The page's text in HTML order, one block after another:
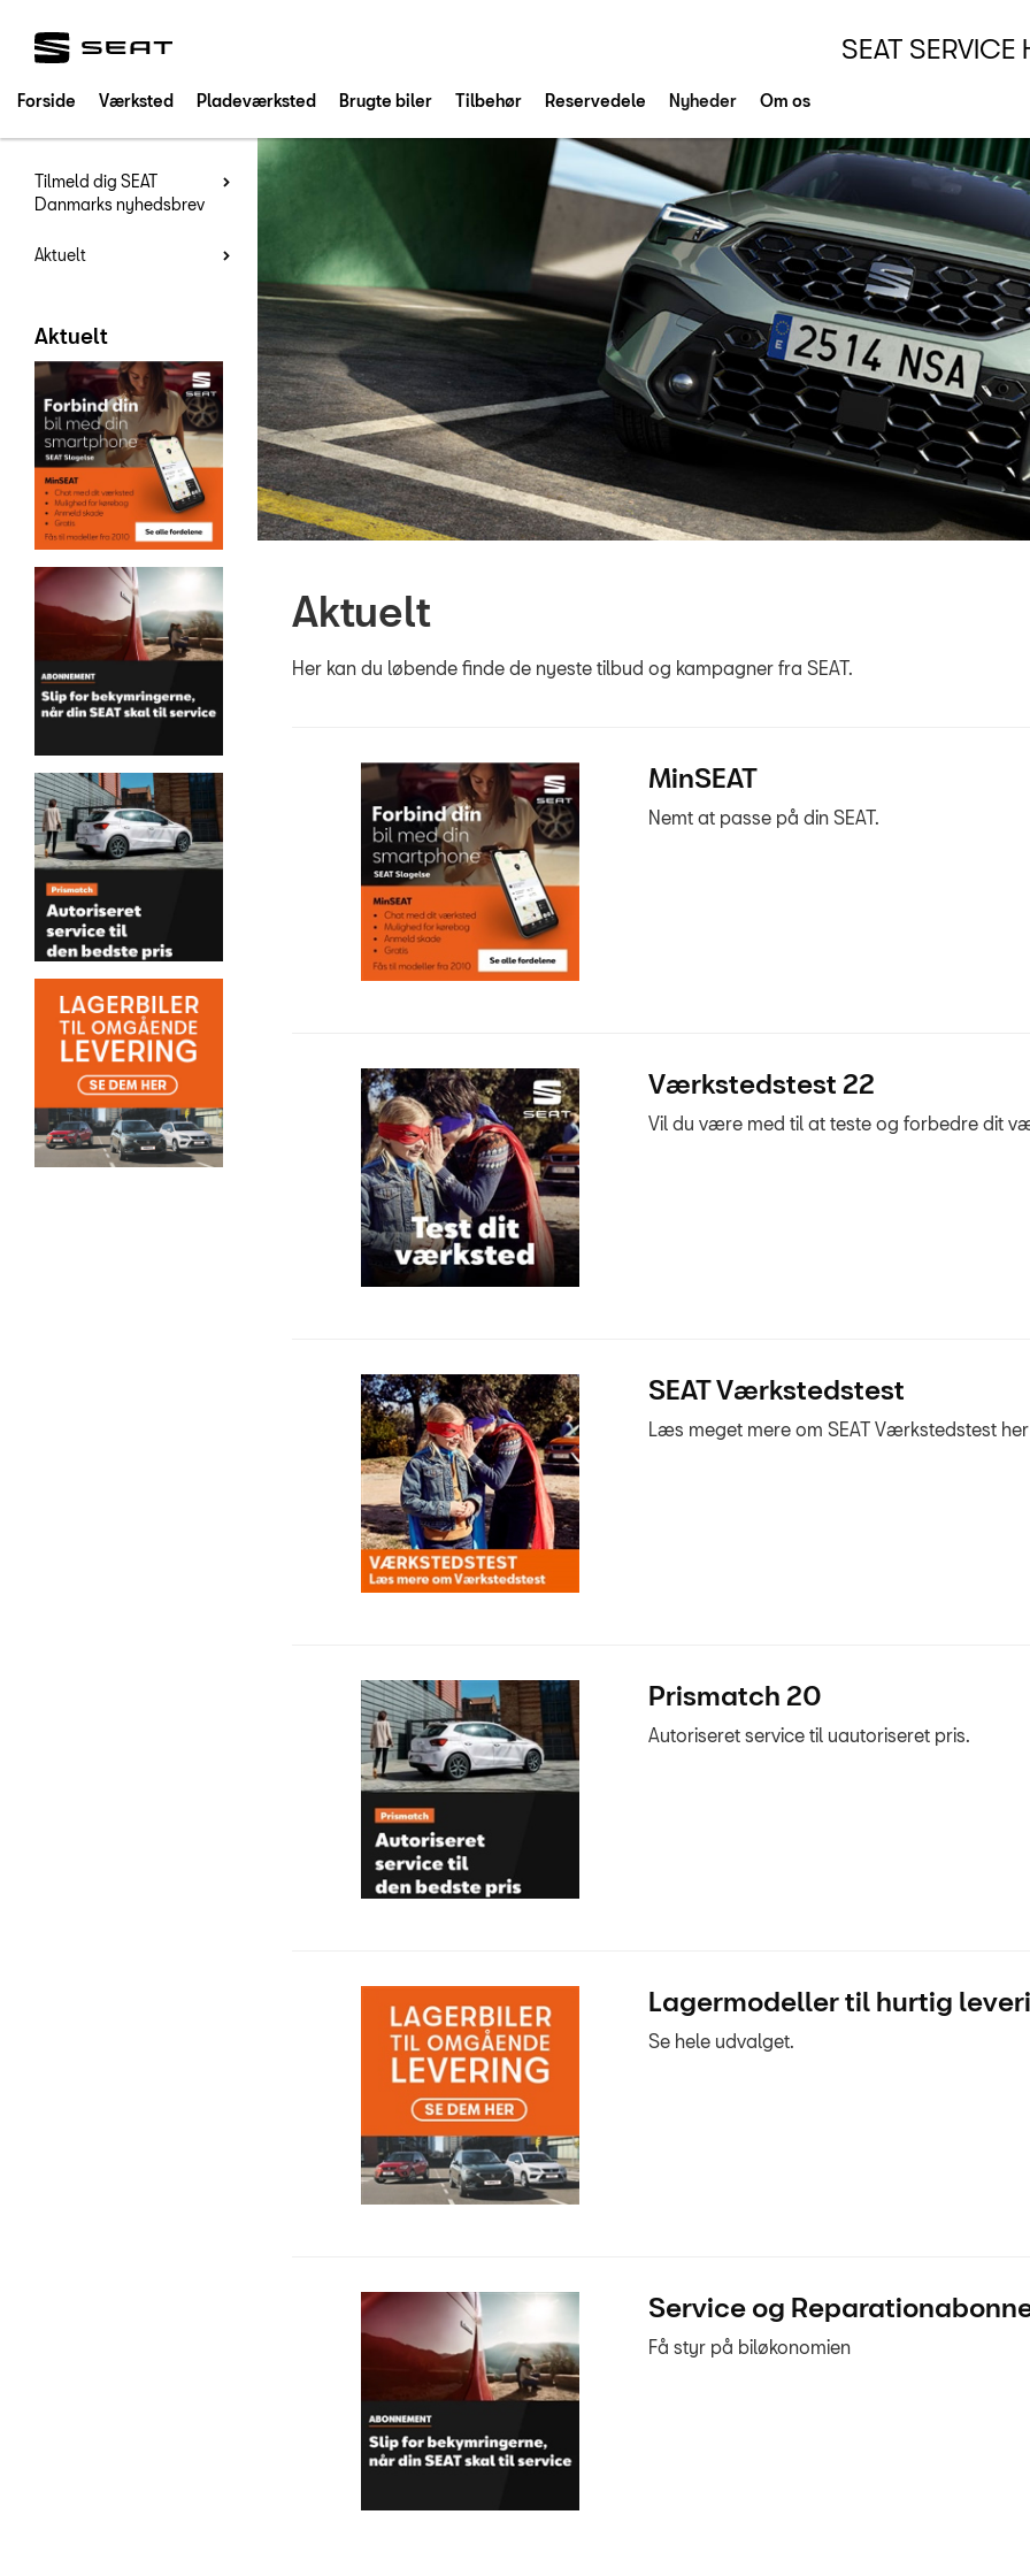
Forside Værksted Pladeværksted Brugte biler Tilbehør Reservedele Nyheder Om os
SEAT
Tilmeld dig SEAT
Danmarks nyhedsbrev
Aktuelt
Aktuelt
Aktuelt
Her kan du løbende finde de nyeste tilbud og kampagner fra SEAT.
MinSEAT
Nemt at passe på din SEAT.
Værkstedstest 22
Vil du være med til at teste og forbedre dit
SEAT Værkstedstest
Læs meget mere om SEAT Værkstedstest her
Prismatch 20
Autoriseret service til uautoriseret pris.
Lagermodeller til hurtig
Se hele udvalget.
Service og
Få styr på biløkonomien